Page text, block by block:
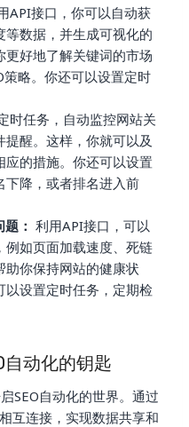
API接口，你可以自动获
数据，并生成可视化的
好地了解关键词的市场
策略。你还可以设置定时
时任务，自动监控网站关
醒。这样，你就可以及
的措施。你还可以设置
下降，或者排名进入前
： 利用API接口，可以
例如页面加载速度、死链
你保持网站的健康状
以设置定时任务，定期检
自动化的钥匙
SEO自动化的世界。通过
互连接，实现数据共享和